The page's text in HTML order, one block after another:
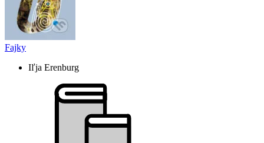
Fajky
Iľja Erenburg